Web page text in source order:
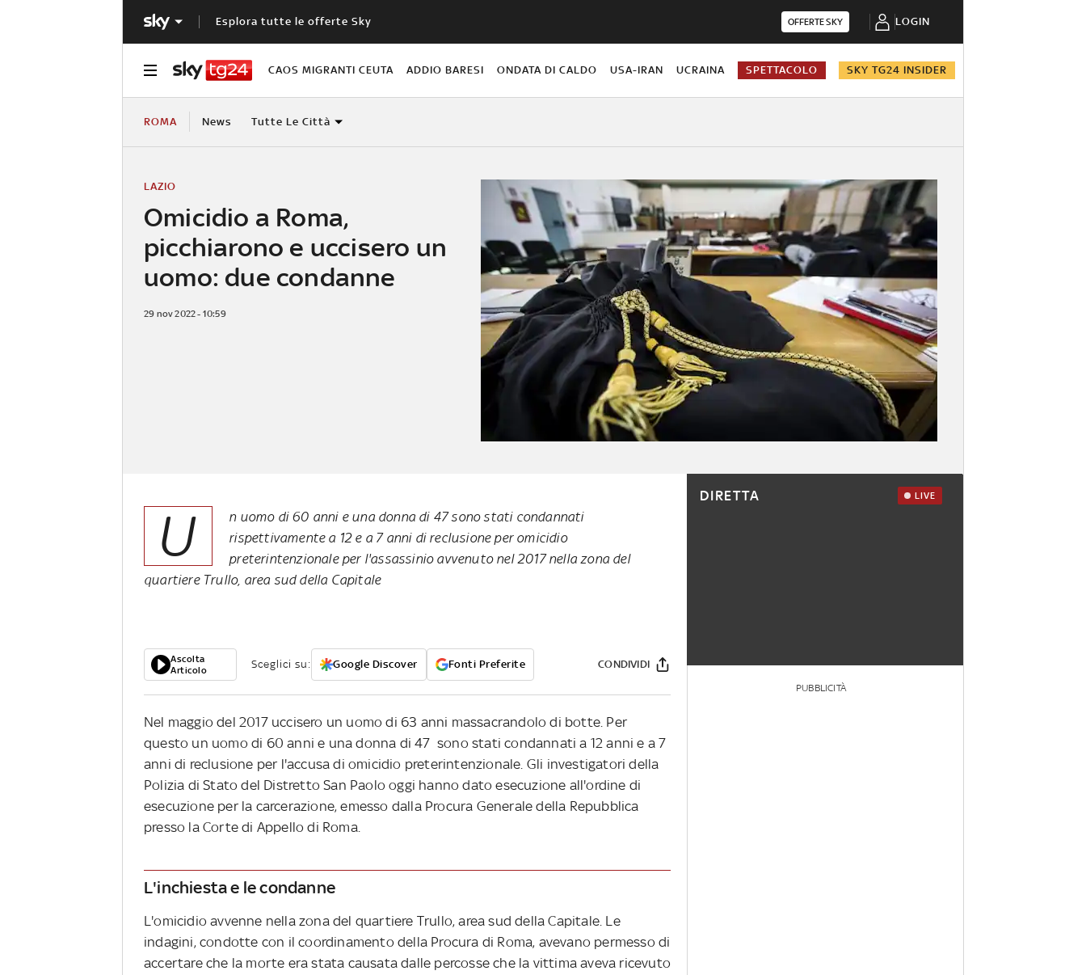
Esplora tutte le offerte Sky OFFERTE SKY LOGIN
CAOS MIGRANTI CEUTA ADDIO BARESI ONDATA DI CALDO USA-IRAN UCRAINA SPETTACOLO SKY TG24 INSIDER
ROMA News Tutte Le Città
Omicidio a Roma,
picchiarono e uccisero un
uomo: due condanne
LAZIO
29 nov 2022 - 10:59
U
n uomo di 60 anni e una donna di 47 sono stati condannati
rispettivamente a 12 e a 7 anni di reclusione per omicidio
preterintenzionale per l'assassinio avvenuto nel 2017 nella zona del
quartiere Trullo, area sud della Capitale
Ascolta
Articolo
Sceglici su: Google Discover Fonti Preferite CONDIVIDI
Nel maggio del 2017 uccisero un uomo di 63 anni massacrandolo di botte. Per
questo un uomo di 60 anni e una donna di 47 sono stati condannati a 12 anni e a 7
anni di reclusione per l'accusa di omicidio preterintenzionale. Gli investigatori della
Polizia di Stato del Distretto San Paolo oggi hanno dato esecuzione all'ordine di
esecuzione per la carcerazione, emesso dalla Procura Generale della Repubblica
presso la Corte di Appello di Roma.
L'inchiesta e le condanne
L'omicidio avvenne nella zona del quartiere Trullo, area sud della Capitale. Le
indagini, condotte con il coordinamento della Procura di Roma, avevano permesso di
accertare che la morte era stata causata dalle percosse che la vittima aveva ricevuto
DIRETTA LIVE
PUBBLICITÀ